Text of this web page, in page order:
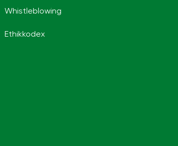
Whistleblowing
Ethikkodex